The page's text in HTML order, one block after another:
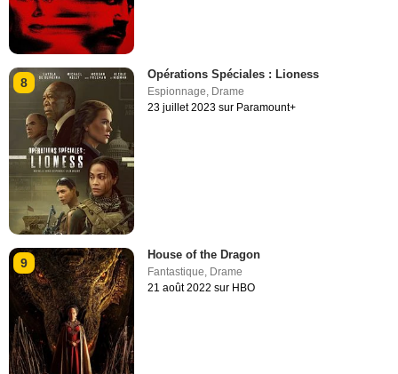
8
Opérations Spéciales : Lioness
Espionnage, Drame
23 juillet 2023 sur Paramount+
9
House of the Dragon
Fantastique, Drame
21 août 2022 sur HBO